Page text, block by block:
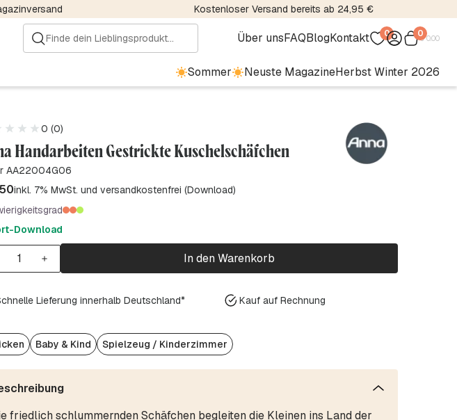
Kostenloser Versand bereits ab 24,95 €
Über unsFAQBlogKontakt 0 0€0.00
Sommer Neuste MagazineHerbst Winter 2026
0 (0)
Handarbeiten Gestrickte Kuschelschäfchen
AA22004G06
inkl. 7% MwSt. und versandkostenfrei (Download)
Download
In den Warenkorb
Lieferung innerhalb Deutschland* Kauf auf Rechnung
Baby & Kind Spielzeug / Kinderzimmer
friedlich schlummernden Schäfchen begleiten die Kleinen ins Land der